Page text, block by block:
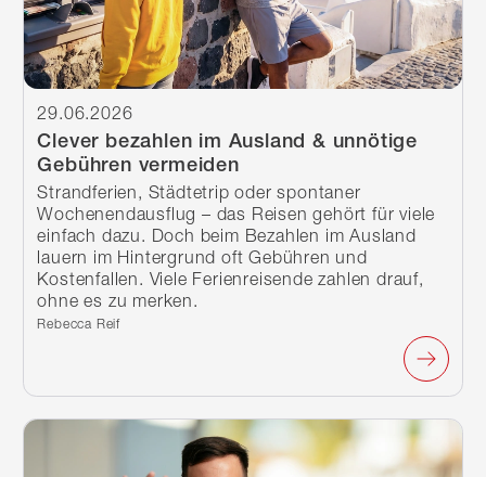
Clever bezahlen im Ausland & unnötige
Gebühren vermeiden
29.06.2026
Strandferien, Städtetrip oder spontaner
Wochenendausflug – das Reisen gehört für viele
einfach dazu. Doch beim Bezahlen im Ausland
lauern im Hintergrund oft Gebühren und
Kostenfallen. Viele Ferienreisende zahlen drauf,
ohne es zu merken.
Verfasst von:
Rebecca Reif
Weiterlesen